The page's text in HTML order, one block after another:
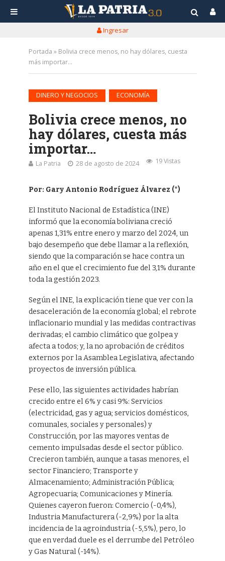
Ingresar
Portada » Bolivia crece menos, no hay dólares, cuesta
más importar…
DINERO Y NEGOCIOS ECONOMÍA
Bolivia crece menos, no
hay dólares, cuesta más
importar…
La Patria 28 de agosto de 2024 19 Vistas
Por: Gary Antonio Rodríguez Álvarez (*)
El Instituto Nacional de Estadística (INE)
informó que la economía boliviana creció
apenas 1,31% entre enero y marzo del 2024, un
bajo desempeño que debe llamar a la reflexión,
siendo que la comparación se hace contra un
año en el que el crecimiento fue del 3,1% durante
toda la gestión 2023.
Según el INE, la explicación tiene que ver con la
desaceleración de la economía global; el rebrote
inflacionario mundial y las medidas contractivas
derivadas; el cambio climático que golpea y
afecta a todos; y, la no aprobación de créditos
externos por la Asamblea Legislativa, afectando
proyectos de inversión pública.
Pese ello, las siguientes actividades habrían
crecido entre el 6% y casi 9%: Servicios
(electricidad, gas y agua; servicios domésticos,
comunales, sociales y personales) y
Construcción, por las mayores ventas de
cemento impulsadas desde el sector público.
Crecieron también, aunque a tasas menores, el
sector Financiero; Transporte y
Almacenamiento; Administración Pública;
Agropecuaria; Comunicaciones y Minería.
Quienes cayeron fueron: Comercio (-0,4%),
Industria Manufacturera (-2,9%) por la alta
incidencia de la agroindustria (-5,5%), pero, lo
que en verdad duele es el derrumbe del Petróleo
y Gas Natural (-14%).